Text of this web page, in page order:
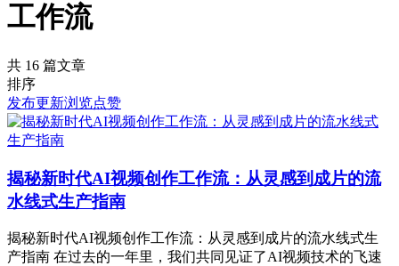
工作流
共 16 篇文章
排序
发布更新浏览点赞
揭秘新时代AI视频创作工作流：从灵感到成片的流
水线式生产指南
揭秘新时代AI视频创作工作流：从灵感到成片的流水线式生
产指南 在过去的一年里，我们共同见证了AI视频技术的飞速